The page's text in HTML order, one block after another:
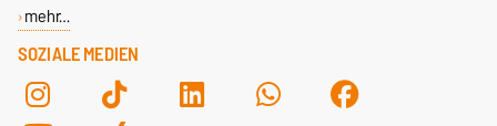
SOZIALE MEDIEN
mehr…